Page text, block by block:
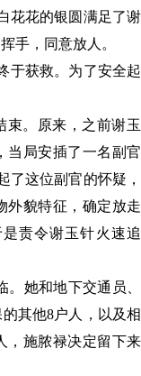
花花的银圆满足了谢
手，同意放人。
于获救。为了安全起
束。原来，之前谢玉
当局安插了一名副官
了这位副官的怀疑，
外貌特征，确定放走
责令谢玉针火速追
。她和地下交通员、
其他8户人，以及相
，施脓禄决定留下来